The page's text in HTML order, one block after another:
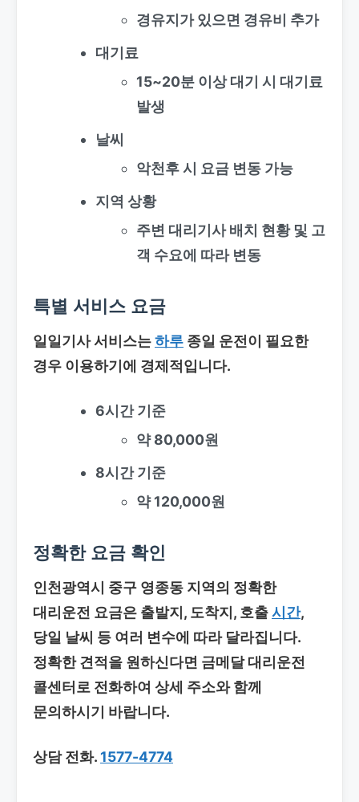
경유지가 있으면 경유비 추가
대기료
15~20분 이상 대기 시 대기료
발생
날씨
악천후 시 요금 변동 가능
지역 상황
주변 대리기사 배치 현황 및 고
객 수요에 따라 변동
특별 서비스 요금
일일기사 서비스는하루 종일 운전이 필요한
경우 이용하기에 경제적입니다.
6시간 기준
약 80,000원
8시간 기준
약 120,000원
정확한 요금 확인
인천광역시 중구 영종동 지역의 정확한
대리운전 요금은 출발지, 도착지, 호출시간,
당일 날씨 등 여러 변수에 따라 달라집니다.
정확한 견적을 원하신다면 금메달 대리운전
콜센터로 전화하여 상세 주소와 함께
문의하시기 바랍니다.
상담 전화.1577-4774